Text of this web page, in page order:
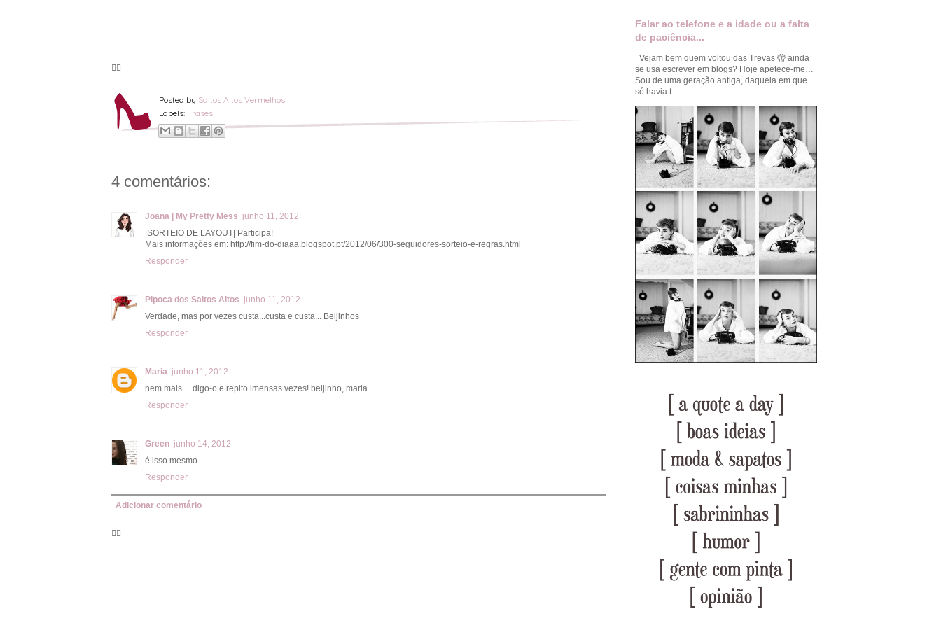
🦸‍♀️
Posted by Saltos Altos Vermelhos
Labels: Frases
4 comentários:
Joana | My Pretty Mess junho 11, 2012
|SORTEIO DE LAYOUT| Participa!
Mais informações em: http://fim-do-diaaa.blogspot.pt/2012/06/300-seguidores-sorteio-e-regras.html
Responder
Pipoca dos Saltos Altos junho 11, 2012
Verdade, mas por vezes custa...custa e custa... Beijinhos
Responder
Maria junho 11, 2012
nem mais ... digo-o e repito imensas vezes! beijinho, maria
Responder
Green junho 14, 2012
é isso mesmo.
Responder
Adicionar comentário
🦸‍♀️
Falar ao telefone e a idade ou a falta
de paciência...
Vejam bem quem voltou das Trevas 🫣 ainda
se usa escrever em blogs? Hoje apetece-me…
Sou de uma geração antiga, daquela em que
só havia t...